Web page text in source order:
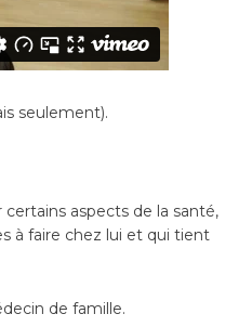
seulement).
aspects de la santé,
à faire chez lui et qui tient
de famille.